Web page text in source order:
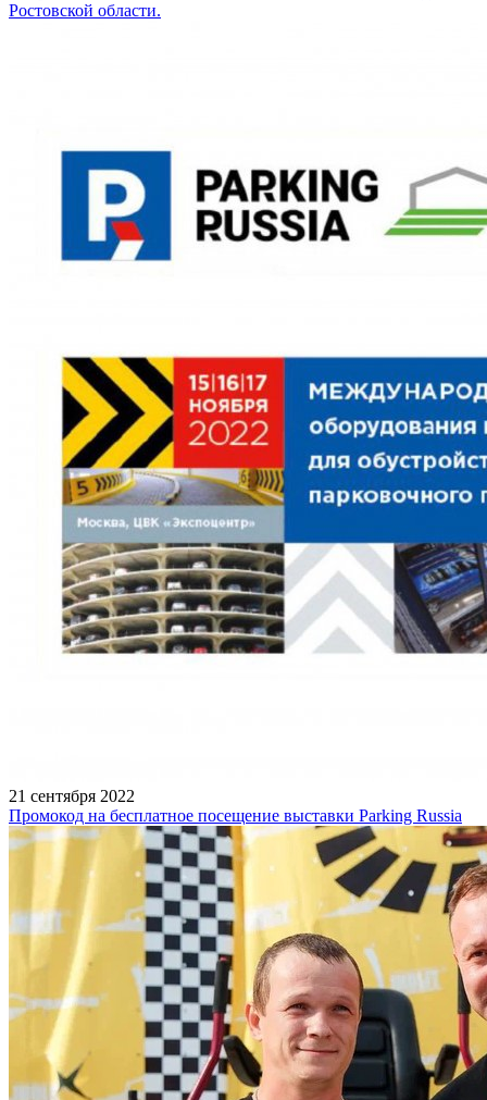
Ростовской области.
21 сентября 2022
Промокод на бесплатное посещение выставки Parking Russia